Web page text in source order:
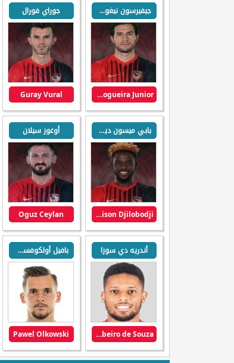
جيفيرسون نيغويرا جونيور
Jefferson Nogueira Junior
جوراي فورال
Guray Vural
بابي ميسون ديلوبودجي
Papy Mison Djilobodji
أوغوز سيلان
Oguz Ceylan
أندريه دي سوزا
Andre Felipe Ribeiro de Souza
بافيل أولكوفسكي
Pawel Olkowski